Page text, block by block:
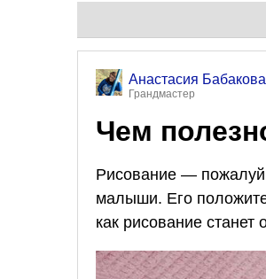
Анастасия Бабакова
Грандмастер
Чем
Рисование —
малыши. Его
как рисование